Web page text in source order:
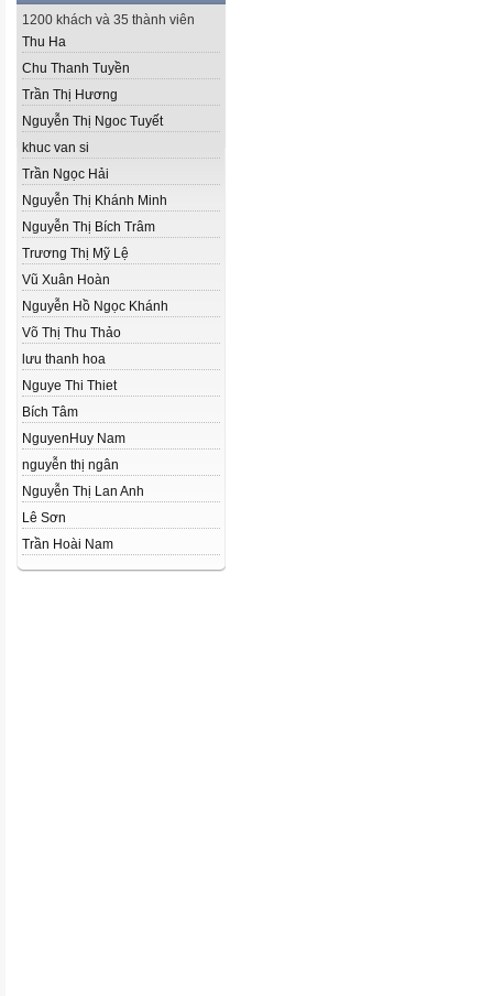
1200 khách và 35 thành viên
Thu Ha
Chu Thanh Tuyền
Trần Thị Hương
Nguyễn Thị Ngoc Tuyết
khuc van si
Trần Ngọc Hải
Nguyễn Thị Khánh Minh
Nguyễn Thị Bích Trâm
Trương Thị Mỹ Lệ
Vũ Xuân Hoàn
Nguyễn Hồ Ngọc Khánh
Võ Thị Thu Thảo
lưu thanh hoa
Nguye Thi Thiet
Bích Tâm
NguyenHuy Nam
nguyễn thị ngân
Nguyễn Thị Lan Anh
Lê Sơn
Trần Hoài Nam